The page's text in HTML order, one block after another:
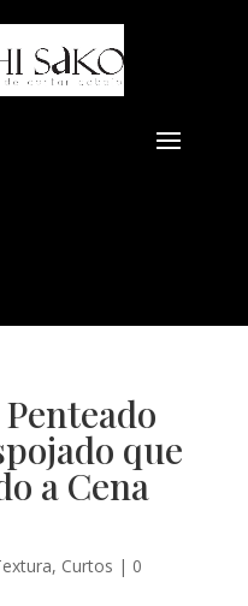
que
a Cena
, Curtos | 0
seu